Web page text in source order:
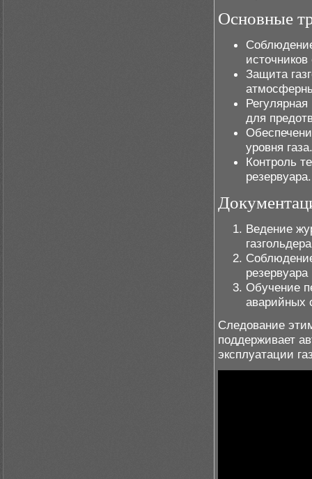
Основные
Защита
для
уровня газа.
Контроль
резервуара.
Ведение
Обучение
аварийных
Следование
поддерживает
эксплуатации